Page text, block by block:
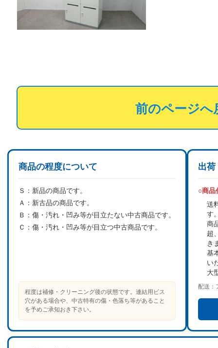
前のページへ
商品の程度について
Ｓ： 新品の商品です。
Ａ： 新古品の商品です。
Ｂ： 傷・汚れ・凹み等が目立たない中古商品です。
Ｃ： 傷・汚れ・凹み等が目立つ中古商品です。
程度は補修・クリーニング後の状態です。連結用ビス
穴がある場合や、中古特有の傷・色落ち等があること
を予めご承知おき下さい。
出荷
○商品
送
す
商
超
き
基
い
大
配送：